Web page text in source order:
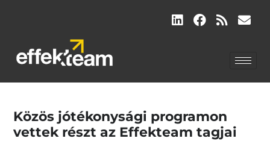
Közös jótékonysági programon
vettek részt az Effekteam tagjai